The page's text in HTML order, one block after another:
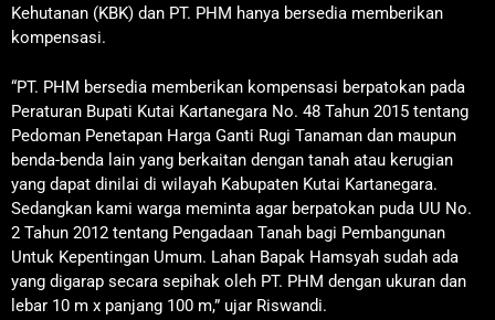
Kehutanan (KBK) dan PT. PHM hanya bersedia memberikan
kompensasi.
“PT. PHM bersedia memberikan kompensasi berpatokan pada
Peraturan Bupati Kutai Kartanegara No. 48 Tahun 2015 tentang
Pedoman Penetapan Harga Ganti Rugi Tanaman dan maupun
benda-benda lain yang berkaitan dengan tanah atau kerugian
yang dapat dinilai di wilayah Kabupaten Kutai Kartanegara.
Sedangkan kami warga meminta agar berpatokan puda UU No.
2 Tahun 2012 tentang Pengadaan Tanah bagi Pembangunan
Untuk Kepentingan Umum. Lahan Bapak Hamsyah sudah ada
yang digarap secara sepihak oleh PT. PHM dengan ukuran dan
lebar 10 m x panjang 100 m,” ujar Riswandi.